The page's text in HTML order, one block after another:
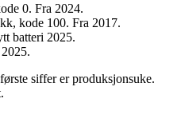
0. Fra 2024.
kode 100. Fra 2017.
batteri 2025.
.
siffer er produksjonsuke.